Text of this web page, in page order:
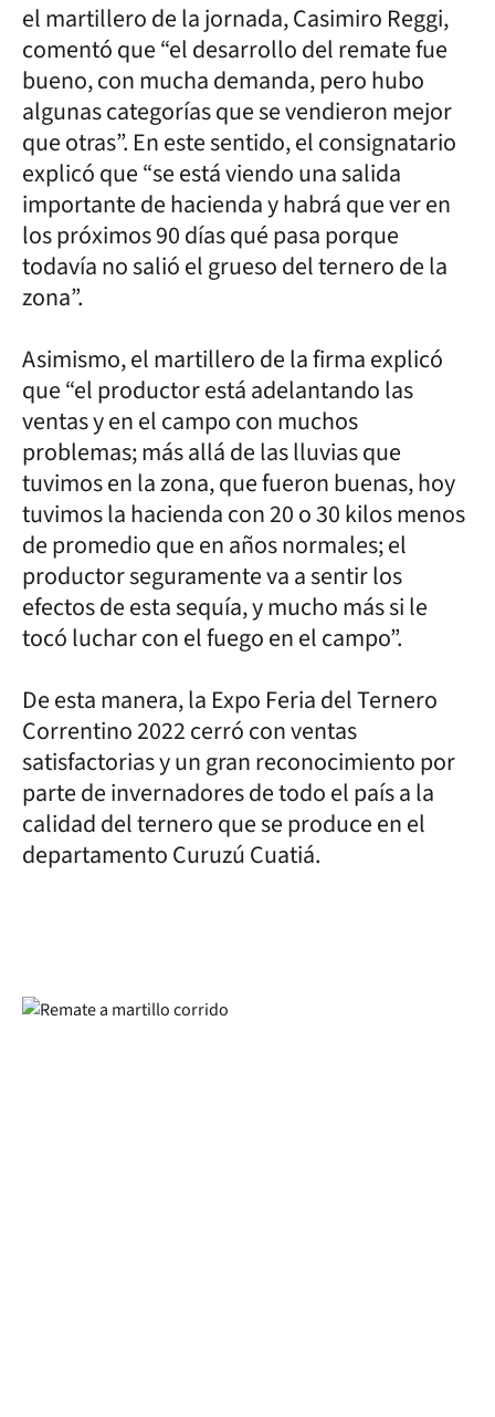
el martillero de la jornada, Casimiro Reggi,
comentó que “el desarrollo del remate fue
bueno, con mucha demanda, pero hubo
algunas categorías que se vendieron mejor
que otras”. En este sentido, el consignatario
explicó que “se está viendo una salida
importante de hacienda y habrá que ver en
los próximos 90 días qué pasa porque
todavía no salió el grueso del ternero de la
zona”.
Asimismo, el martillero de la firma explicó
que “el productor está adelantando las
ventas y en el campo con muchos
problemas; más allá de las lluvias que
tuvimos en la zona, que fueron buenas, hoy
tuvimos la hacienda con 20 o 30 kilos menos
de promedio que en años normales; el
productor seguramente va a sentir los
efectos de esta sequía, y mucho más si le
tocó luchar con el fuego en el campo”.
De esta manera, la Expo Feria del Ternero
Correntino 2022 cerró con ventas
satisfactorias y un gran reconocimiento por
parte de invernadores de todo el país a la
calidad del ternero que se produce en el
departamento Curuzú Cuatiá.